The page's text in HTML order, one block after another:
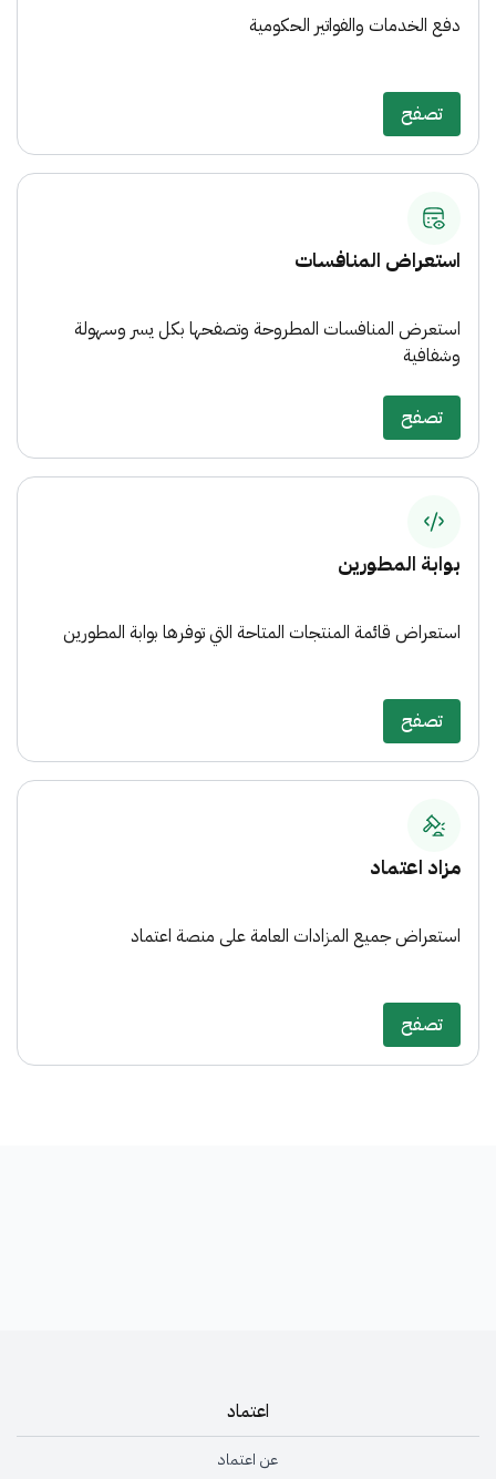
دفع الخدمات والفواتير الحكومية
تصفح
استعراض المنافسات
استعرض المنافسات المطروحة وتصفحها بكل يسر وسهولة
وشفافية
تصفح
بوابة المطورين
استعراض قائمة المنتجات المتاحة التي توفرها بوابة المطورين
تصفح
مزاد اعتماد
استعراض جميع المزادات العامة على منصة اعتماد
تصفح
اعتماد
عن اعتماد